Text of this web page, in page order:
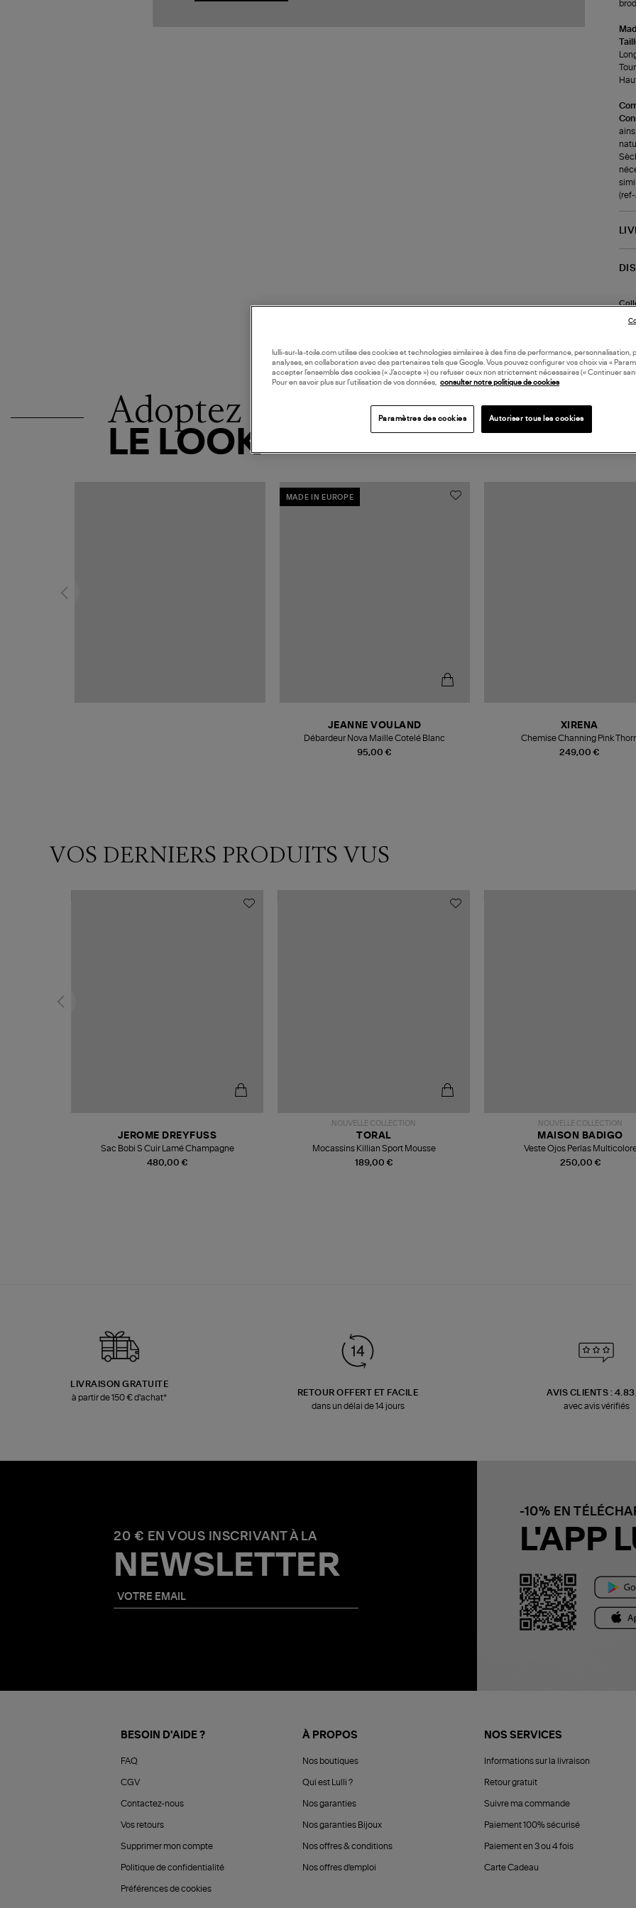
Adoptez
LE LOOK
MADE IN EUROPE
95,00 €
JEANNE VOULAND
Débardeur Nova Maille Cotelé Blanc
249,00 €
XIRENA
Chemise Channing Pink
VOS DERNIERS PRODUITS VUS
480,00 €
JEROME DREYFUSS
Sac Bobi S Cuir Lamé Champagne
NOUVELLE COLLECTION
189,00 €
TORAL
Mocassins Killian Sport Mousse
NOUVELLE COLLECTION
250,00 €
MAISON BADIGO
Veste Ojos Perlas
LIVRAISON GRATUITE
à partir de 150 € d'achat*
RETOUR OFFERT ET FACILE
dans un délai de 14 jours
AVIS CLIENTS :
avec avis vérifiés
20 € EN VOUS INSCRIVANT À LA
NEWSLETTER
-10% EN
L'APP
BESOIN D'AIDE ?
FAQ
CGV
Contactez-nous
Vos retours
Supprimer mon compte
Politique de confidentialité
Préférences de cookies
À PROPOS
Nos boutiques
Qui est Lulli ?
Nos garanties
Nos garanties Bijoux
Nos offres & conditions
Nos offres d'emploi
NOS SERVICES
Informations sur la livraison
Retour gratuit
Suivre ma commande
Paiement 100% sécurisé
Paiement en 3 ou 4 fois
Carte Cadeau
lulli-sur-la-toile.com utilise des cookies et technologies similaires à des fins de performance, personnalisation,
analyses, en collaboration avec des partenaires tels que Google. Vous pouvez configurer vos choix via «
accepter l’ensemble des cookies (« J’accepte ») ou refuser ceux non strictement nécessaires (« Continuer
Pour en savoir plus sur l’utilisation de vos données, consulter notre politique de cookies
Paramètres des cookies Autoriser tous les cookies